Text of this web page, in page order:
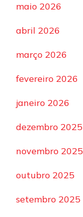
maio 2026
abril 2026
março 2026
fevereiro 2026
janeiro 2026
dezembro 2025
novembro 2025
outubro 2025
setembro 2025